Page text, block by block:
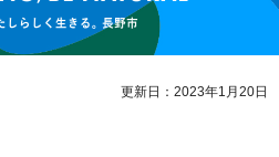
更新日：2023年1月20日